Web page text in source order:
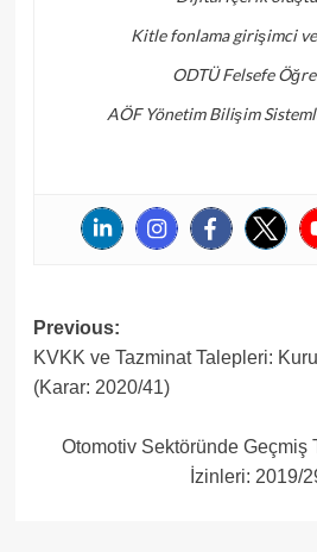
Kitle fonlama girişimci ve
ODTÜ Felsefe
AÖF Yönetim Bilişim
Post
navigation
Previous:
KVKK ve Tazminat Talepleri:
(Karar: 2020/41)
Otomotiv Sektöründe Geçmiş
İzinleri: 2019/